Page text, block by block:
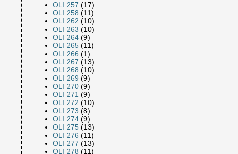
OLI 257 (17)
OLI 258 (11)
OLI 262 (10)
OLI 263 (10)
OLI 264 (9)
OLI 265 (11)
OLI 266 (1)
OLI 267 (13)
OLI 268 (10)
OLI 269 (9)
OLI 270 (9)
OLI 271 (9)
OLI 272 (10)
OLI 273 (8)
OLI 274 (9)
OLI 275 (13)
OLI 276 (11)
OLI 277 (13)
OLI 278 (11)